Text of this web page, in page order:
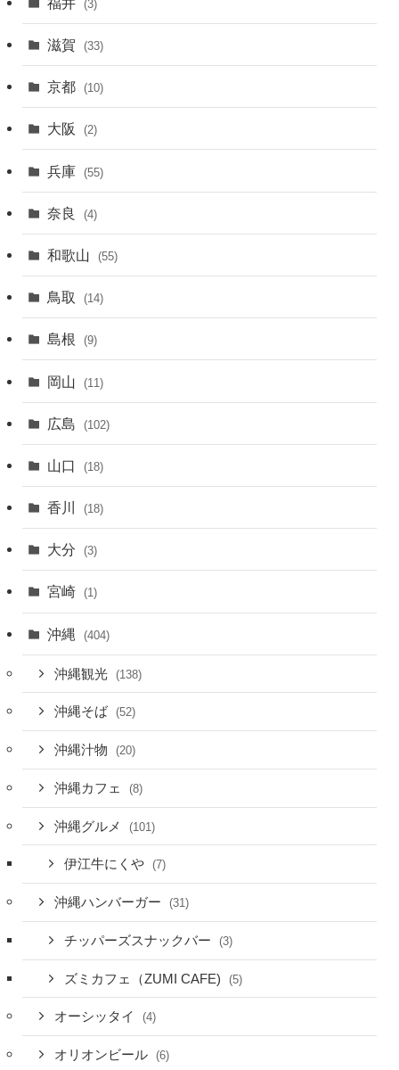
(3)
滋賀 (33)
京都 (10)
大阪 (2)
兵庫 (55)
奈良 (4)
和歌山 (55)
鳥取 (14)
島根 (9)
岡山 (11)
広島 (102)
山口 (18)
香川 (18)
大分 (3)
宮崎 (1)
沖縄 (404)
沖縄観光 (138)
沖縄そば (52)
沖縄汁物 (20)
沖縄カフェ (8)
沖縄グルメ (101)
伊江牛にくや (7)
沖縄ハンバーガー (31)
チッパーズスナックバー (3)
ズミカフェ（ZUMI CAFE) (5)
オーシッタイ (4)
オリオンビール (6)